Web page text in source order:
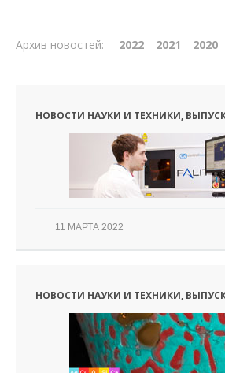
Архив новостей: 2022 2021 2020
НОВОСТИ НАУКИ И ТЕХНИКИ, ВЫПУСК
11 МАРТА 2022
НОВОСТИ НАУКИ И ТЕХНИКИ, ВЫПУСК